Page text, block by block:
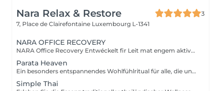
Nara Relax & Restore
3
7, Place de Clairefontaine Luxembourg L-1341
NARA OFFICE RECOVERY
NARA Office Recovery Entwéckelt fir Leit mat engem aktive Beruff, déi ënner Middegkeet duerch Bildschiermaarbecht, Verspanungen am Hals- a Schëllerberäich, midd Aen, Energiemangel oder alldeeglechem Stress leiden. Office Reset 30 Min. · 69 € Eng intensiv Express-Behandlung, déi Verspanungen am Uewerkierper léist an de Geescht berouegt ideal, wann Dir nëmme wéineg Zäit hutt. Enthält: Massage vum ieweschte Réck Hals- a Schëllermassage Akupressur-Kappmassage Geziilt Uwendung vu waarme Steng Ofkillend Jademask fir d'Aen Resultater: Méi entspaant Muskelen E méi liicht Gefill am Kapp Entspaant an erfrëscht Aen E méi rouege Geescht Ideal fir an der Mëttespaus oder no der Aarbecht. Office Reset Plus 45 Min. · 89 € Eng méi intensiv Behandlung vum Uewerkierper, ergänzt duerch eng entspaanend Foussmassage fir midd a schwéier Féiss. Enthält: Massage vum ieweschte Réck Hals- a Schëllermassage Akupressur-Kappmassage Entspanend Foussmassage Geziilt Uwendung vu waarme Steng Ofkillend Jademask fir d'Aen Resultater: Manner Verspanungen duerch laangt Sëtzen Erfrëscht Féiss a Been Nei Energie E méi entspaan de Kierper an e méi rouege Geescht Executive Recovery 75 Min. · 139 € Eist komplett Ritual vu Kapp bis Fouss, speziell entwéckelt fir ugesammelte Stress an déif kierperlech Middegkeet ze reduzéieren. Enthält: Intensiv Réckmassage Hals- a Schëllermassage Akupressur-Kappmassage Akupressur vun den Hänn Foussreflexologie Geziilt Uwendung vu waarme Steng Entspanung vun den Ae mat enger ofkillender Jademask Resultater: Déif Entspanung vun de Muskelen E méi liichten a revitaliséierte Kierper E méi rouege Geescht Nei Balance a Vitalitéit All eis Behandlunge gi mat biologeschem Kokosnossueleg a biologeschen Aromatherapie-Ueleger duerchgefouert. Si maachen d'Haut mëll, reduzéieren d'Muskelverspanungen a fërderen eng déif Entspanung.
Parata Heaven
Ein besonders entspannendes Wohlfühlritual für alle, die unter Stress, Verspannungen oder geistiger Erschöpfung leiden. Die Kombination aus einer 60-minütigen Indischen Kopf- & Schultermassage und einer 30-minütigen Office-Syndrom Rücken- & Schultermassage konzentriert sich auf Kopfhaut, Nacken, Schultern und oberen Rücken, um Spannungen zu lösen und ein Gefühl von Leichtigkeit und Wohlbefinden zu schaffen. Enthalten sind: Indische Kopf- & Schultermassage 60 Min. Office-Syndrom Rücken- & Schultermassage 30 Min.
Simple Thai